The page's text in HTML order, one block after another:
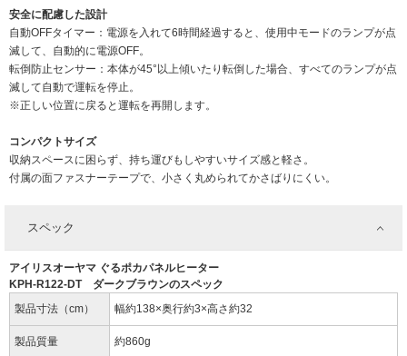
安全に配慮した設計
自動OFFタイマー：電源を入れて6時間経過すると、使用中モードのランプが点
滅して、自動的に電源OFF。
転倒防止センサー：本体が45°以上傾いたり転倒した場合、すべてのランプが点
滅して自動で運転を停止。
※正しい位置に戻ると運転を再開します。
コンパクトサイズ
収納スペースに困らず、持ち運びもしやすいサイズ感と軽さ。
付属の面ファスナーテープで、小さく丸められてかさばりにくい。
スペック
アイリスオーヤマ ぐるポカパネルヒーター
KPH-R122-DT ダークブラウンのスペック
製品寸法（cm）
幅約138×奥行約3×高さ約32
製品質量 約860g